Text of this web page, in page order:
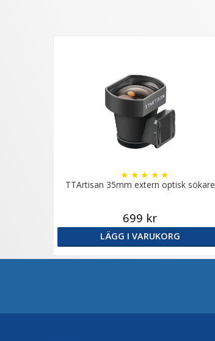
TTArtisan 35mm extern optisk sökare
★ ★ ★ ★ ★
699 kr
LÄGG I VARUKORG